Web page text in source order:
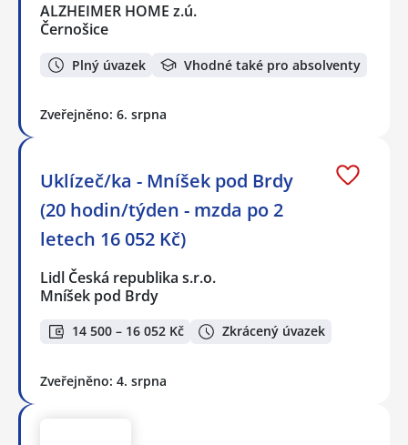
ALZHEIMER HOME z.ú.
Černošice
Plný úvazek Vhodné také pro absolventy
Zveřejněno: 6. srpna
Uklízeč/ka - Mníšek pod Brdy
(20 hodin/týden - mzda po 2
letech 16 052 Kč)
Lidl Česká republika s.r.o.
Mníšek pod Brdy
14 500 – 16 052 Kč Zkrácený úvazek
Zveřejněno: 4. srpna